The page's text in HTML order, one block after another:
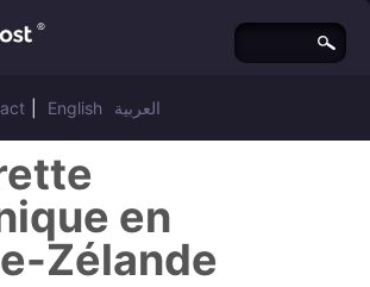
English العربية
en
Zélande